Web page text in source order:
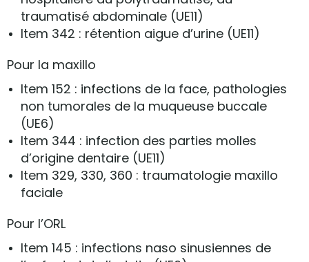
traumatisé abdominale (UE11)
Item 342 : rétention aigue d’urine (UE11)
Pour la maxillo
Item 152 : infections de la face, pathologies
non tumorales de la muqueuse buccale
(UE6)
Item 344 : infection des parties molles
d’origine dentaire (UE11)
Item 329, 330, 360 : traumatologie maxillo
faciale
Pour l’ORL
Item 145 : infections naso sinusiennes de